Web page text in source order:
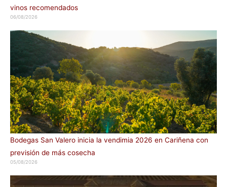
vinos recomendados
06/08/2026
Bodegas San Valero inicia la vendimia 2026 en Cariñena con
previsión de más cosecha
05/08/2026